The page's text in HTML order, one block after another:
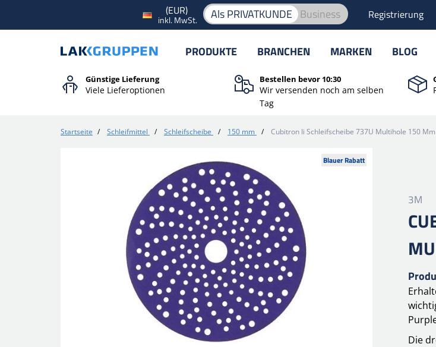
(EUR)
inkl. MwSt. Als PRIVATKUNDE Business Registrierung
PRODUKTE BRANCHEN MARKEN BLOG
Günstige Lieferung
Viele Lieferoptionen
Bestellen bevor 10:30
Wir versenden noch am selben
Tag
Startseite / Schleifmittel / Schleifscheibe / 150 mm / Cubitron Ii Schleifscheibe 737U Multihole 150 Mm
Blauer Rabatt
3M
Die